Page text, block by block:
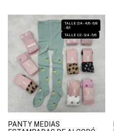
1/2
TALLE 2/4 - 4/6 - 6/8
- 8/1
TALLE 1/2 - 3/4 - 5/6
PANTY MEDIAS